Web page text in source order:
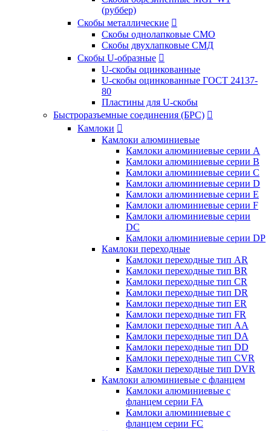
(руббер)
Скобы металлические 
Скобы однолапковые СМО
Скобы двухлапковые СМД
Скобы U-образные 
U-скобы оцинкованные
U-скобы оцинкованные ГОСТ 24137-
80
Пластины для U-скобы
Быстроразъемные соединения (БРС) 
Камлоки 
Камлоки алюминиевые
Камлоки алюминиевые серии А
Камлоки алюминиевые серии B
Камлоки алюминиевые серии C
Камлоки алюминиевые серии D
Камлоки алюминиевые серии E
Камлоки алюминиевые серии F
Камлоки алюминиевые серии
DC
Камлоки алюминиевые серии DP
Камлоки переходные
Камлоки переходные тип AR
Камлоки переходные тип BR
Камлоки переходные тип CR
Камлоки переходные тип DR
Камлоки переходные тип ER
Камлоки переходные тип FR
Камлоки переходные тип AA
Камлоки переходные тип DA
Камлоки переходные тип DD
Камлоки переходные тип CVR
Камлоки переходные тип DVR
Камлоки алюминиевые с фланцем
Камлоки алюминиевые с
фланцем серии FA
Камлоки алюминиевые с
фланцем серии FC